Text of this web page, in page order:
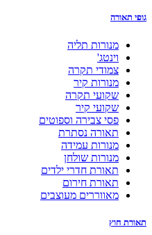
גופי תאורה
מנורות תליה
וינטג'
צמודי תקרה
מנורות קיר
שקועי תקרה
שקועי קיר
פסי צבירה וספוטים
תאורה נסתרת
מנורות עמידה
מנורות שולחן
תאורת חדרי ילדים
תאורת חירום
מאווררים מעוצבים
תאורת חוץ